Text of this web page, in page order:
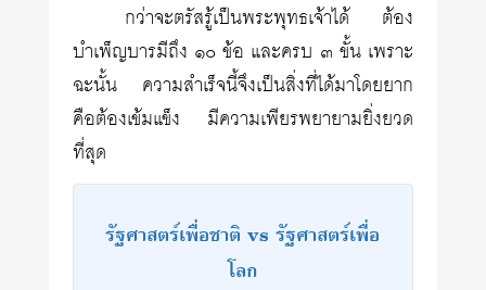
กว่าจะตรัสรู้เป็นพระพุทธเจ้าได้ ต้อง
บำเพ็ญบารมีถึง ๑๐ ข้อ และครบ ๓ ขั้น เพราะ
ฉะนั้น ความสำเร็จนี้จึงเป็นสิ่งที่ได้มาโดยยาก
คือต้องเข้มแข็ง มีความเพียรพยายามยิ่งยวด
ที่สุด
รัฐศาสตร์เพื่อชาติ vs รัฐศาสตร์เพื่อ
โลก